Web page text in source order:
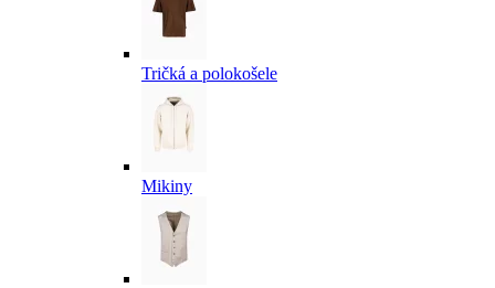
Tričká a polokošele
Mikiny